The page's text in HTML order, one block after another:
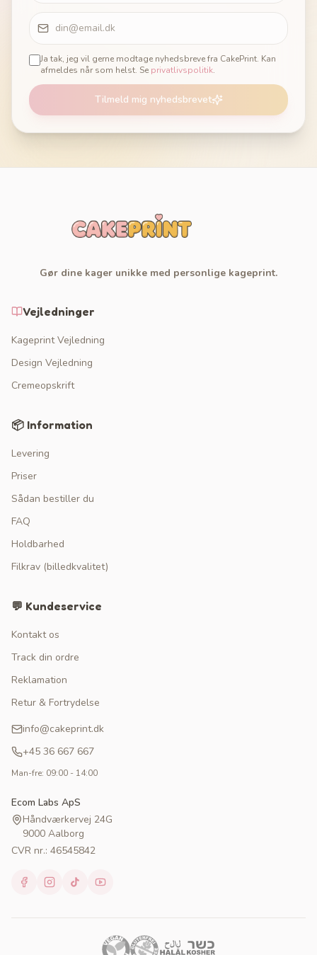
Ja tak, jeg vil gerne modtage nyhedsbreve fra CakePrint. Kan
afmeldes når som helst. Se privatlivspolitik.
Tilmeld mig nyhedsbrevet
Gør dine kager unikke med personlige kageprint.
Vejledninger
Kageprint Vejledning
Design Vejledning
Cremeopskrift
📦 Information
Levering
Priser
Sådan bestiller du
FAQ
Holdbarhed
Filkrav (billedkvalitet)
💬 Kundeservice
Kontakt os
Track din ordre
Reklamation
Retur & Fortrydelse
info@cakeprint.dk
+45 36 667 667
Man-fre: 09:00 - 14:00
Ecom Labs ApS
Håndværkervej 24G
9000 Aalborg
CVR nr.: 46545842